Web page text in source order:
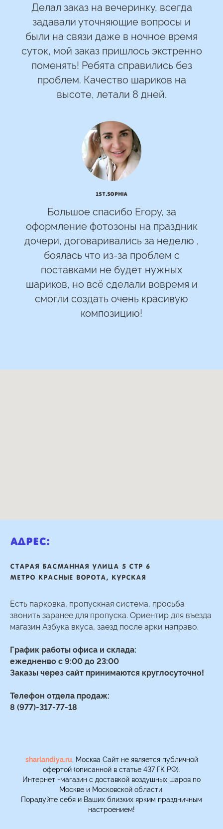
Делал заказ на вечеринку, всегда
задавали уточняющие вопросы и
были на связи даже в ночное время
суток, мой заказ пришлось экстренно
поменять! Ребята справились без
проблем. Качество шариков на
высоте, летали 8 дней.
1st.Sophia
Большое спасибо Егору, за
оформление фотозоны на праздник
дочери, договаривались за неделю ,
боялась что из-за проблем с
поставками не будет нужных
шариков, но всё сделали вовремя и
смогли создать очень красивую
композицию!
Адрес:
Старая басманная улица 5 стр 6
Метро Красные ворота, Курская
Есть парковка, пропускная система, просьба
звонить заранее для пропуска. Ориентир для въезда
магазин Азбука вкуса, заезд после арки направо.
График работы офиса и склада:
ежедненво с 9:00 до 23:00
Заказы через сайт принимаются круглосуточно!
Телефон отдела продаж:
8 (977)-317-77-18
sharlandiya.ru , Москва Сайт не является публичной
офертой (описанной в статье 437 ГК РФ).
Интернет -магазин с доставкой воздушных шаров по
Москве и Московской области.
Порадуйте себя и Ваших близких ярким праздничным
настроением!